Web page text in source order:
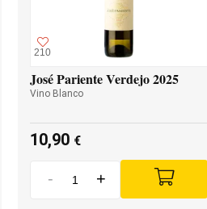
210
José Pariente Verdejo 2025
Vino Blanco
10,90 €
- +